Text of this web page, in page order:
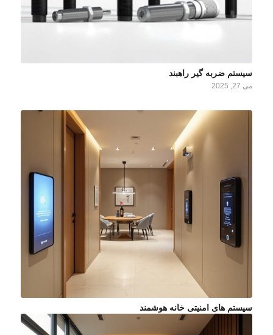
سیستم ضربه گیر راهبند
می 27, 2025
سیستم های امنیتی خانه هوشمند